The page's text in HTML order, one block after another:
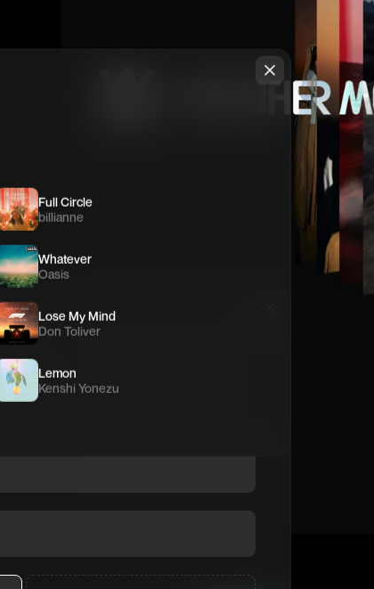
?
Full Circle
billianne
Whatever
Oasis
Lose My Mind
Don Toliver
Lemon
Kenshi Yonezu